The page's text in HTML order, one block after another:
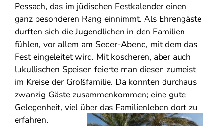
Pessach, das im jüdischen Festkalender einen
ganz besonderen Rang einnimmt. Als Ehrengäste
durften sich die Jugendlichen in den Familien
fühlen, vor allem am Seder-Abend, mit dem das
Fest eingeleitet wird. Mit koscheren, aber auch
lukullischen Speisen feierte man diesen zumeist
im Kreise der Großfamilie. Da konnten durchaus
zwanzig Gäste zusammenkommen; eine gute
Gelegenheit, viel über das Familienleben dort zu
erfahren.